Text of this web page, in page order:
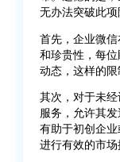
无办法突破此项
首先，企业微
和珍贵性，每
动态，这样的限
其次，对于未
服务，允许其
有助于初创企
进行有效的市场